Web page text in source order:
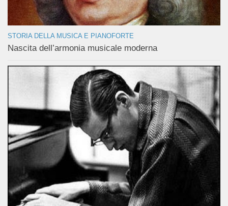
STORIA DELLA MUSICA E PIANOFORTE
Nascita dell’armonia musicale moderna